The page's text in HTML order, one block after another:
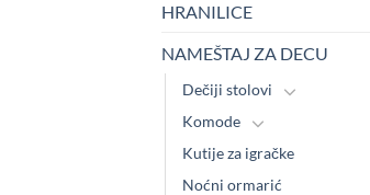
HRANILICE
NAMEŠTAJ ZA DECU
Dečiji stolovi
Komode
Kutije za igračke
Noćni ormarić